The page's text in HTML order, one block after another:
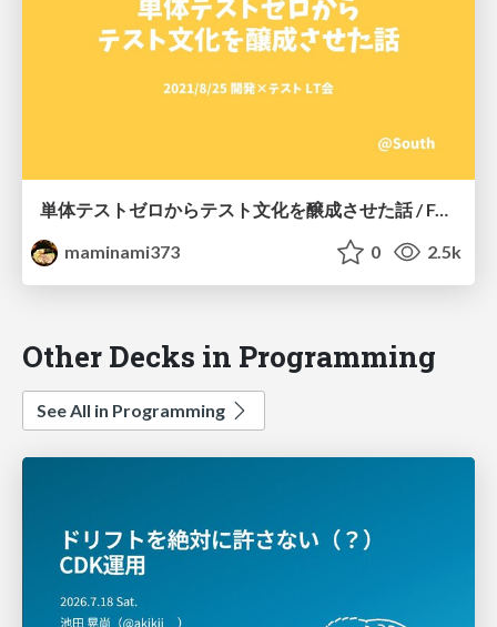
単体テストゼロからテスト文化を醸成させた話 / Fostering the testing culture
maminami373
0 2.5k
Other Decks in Programming
See All in Programming